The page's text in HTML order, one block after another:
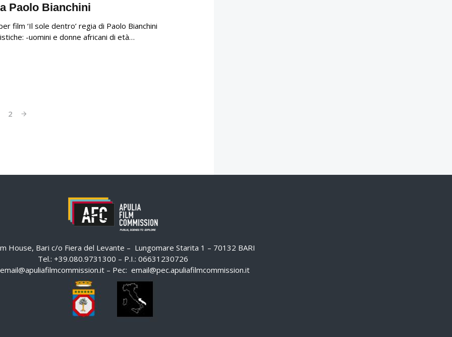
Paolo Bianchini
film ‘Il sole dentro’ regia di Paolo Bianchini
-uomini e donne africani di età…
2
House, Bari c/o Fiera del Levante – Lungomare Starita 1 – 70132 BARI
Tel.: +39.080.9731300 – P.I.: 06631230726
email@apuliafilmcommission.it – Pec: email@pec.apuliafilmcommission.it